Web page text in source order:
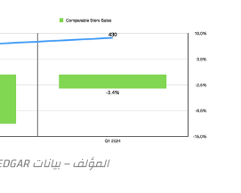
المؤلف – بيانات SEC EDGAR